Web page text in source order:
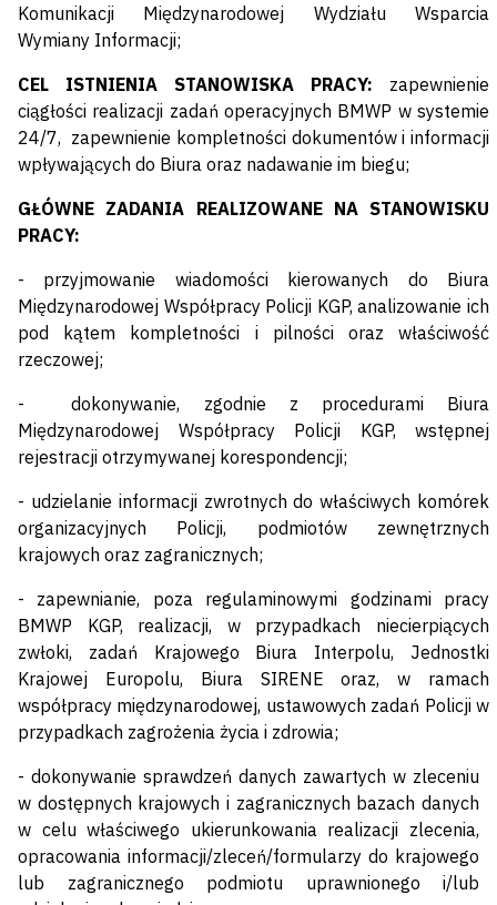
Komunikacji Międzynarodowej Wydziału Wsparcia
Wymiany Informacji;
CEL ISTNIENIA STANOWISKA PRACY: zapewnienie
ciągłości realizacji zadań operacyjnych BMWP w systemie
24/7, zapewnienie kompletności dokumentów i informacji
wpływających do Biura oraz nadawanie im biegu;
GŁÓWNE ZADANIA REALIZOWANE NA STANOWISKU
PRACY:
- przyjmowanie wiadomości kierowanych do Biura
Międzynarodowej Współpracy Policji KGP, analizowanie ich
pod kątem kompletności i pilności oraz właściwość
rzeczowej;
- dokonywanie, zgodnie z procedurami Biura
Międzynarodowej Współpracy Policji KGP, wstępnej
rejestracji otrzymywanej korespondencji;
- udzielanie informacji zwrotnych do właściwych komórek
organizacyjnych Policji, podmiotów zewnętrznych
krajowych oraz zagranicznych;
- zapewnianie, poza regulaminowymi godzinami pracy
BMWP KGP, realizacji, w przypadkach niecierpiących
zwłoki, zadań Krajowego Biura Interpolu, Jednostki
Krajowej Europolu, Biura SIRENE oraz, w ramach
współpracy międzynarodowej, ustawowych zadań Policji w
przypadkach zagrożenia życia i zdrowia;
- dokonywanie sprawdzeń danych zawartych w zleceniu
w dostępnych krajowych i zagranicznych bazach danych
w celu właściwego ukierunkowania realizacji zlecenia,
opracowania informacji/zleceń/formularzy do krajowego
lub zagranicznego podmiotu uprawnionego i/lub